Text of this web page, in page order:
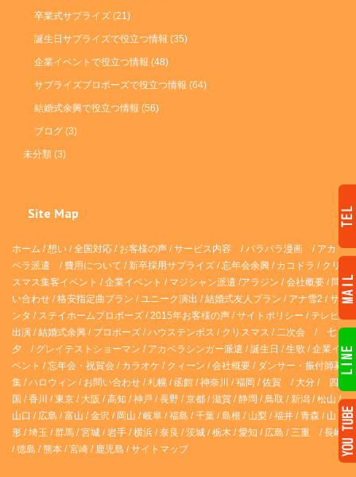
卒業式サプライズ (21)
誕生日サプライズで役立つ情報 (35)
企業イベントで役立つ情報 (48)
サプライズプロポーズで役立つ情報 (64)
結婚式余興で役立つ情報 (56)
ブログ (3)
未分類 (3)
Site Map
ホーム /想い /全国対応 / お客様の声 /サービス内容 /パラパラ漫画 / アカ
ペラ派遣 / 費用について / 新卒採用サプライズ /忘年会余興 / カコドラ / クリ
スマス集客イベント /企業イベント / マジシャン派遣 /アラジン /会社概要 / 問
い合わせ /格安指定曲プラン /ユニーク演出 /結婚式友人プラン / アナ雪2 /サ
ンタ / ステイホームプロポーズ /2015年お客様の声 /サイトポリシー / テレビ
出演 /結婚式余興 / プロポーズ /ハウステンボス / クリスマス /二次会 / 七
夕 / グレイテストショーマン / アカペラシンガー派遣 /誕生日 /生歌 /企業イ
ベント /忘年会・祝賀会 / カラオケ / クィーン /会社概要 / ダンサー・振付師募
集 /ハロウィン / お問い合わせ /札幌 /函館 /神奈川 /福岡 /佐賀 / 大分 /
四
国 /香川 /東京 / 大阪 /高知 /神戸 /長野 /京都 /滋賀 /静岡 /鳥取 / 新潟 /松山 /
山口 / 広島 /富山 /金沢 / 岡山 /岐阜 /福島 /千葉 /島根 / 山梨 /福井 /青森 / 山
形 /埼玉 /群馬 /宮城 /岩手 /横浜 /奈良 /茨城 /栃木 /愛知 / 広島 /三重 /長崎
/徳島 /熊本 /宮崎 / 鹿児島 /サイトマップ